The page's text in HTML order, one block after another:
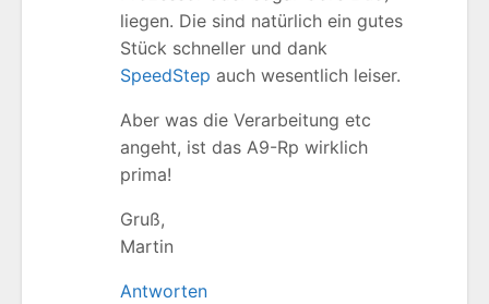
liegen. Die sind natürlich ein gutes
Stück schneller und dank
SpeedStep auch wesentlich leiser.
Aber was die Verarbeitung etc
angeht, ist das A9-Rp wirklich
prima!
Gruß,
Martin
Antworten